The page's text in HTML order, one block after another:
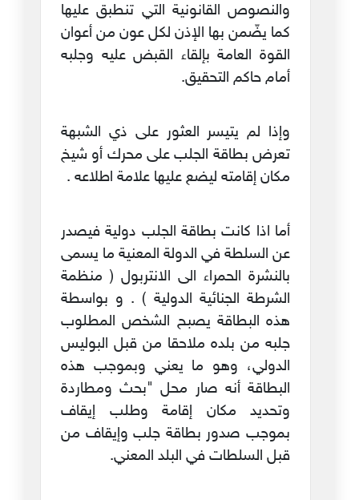
والنصوص القانونية التي تنطبق عليها
كما يضّمن بها الإذن لكل عون من أعوان
القوة العامة بإلقاء القبض عليه وجلبه
أمام حاكم التحقيق.
وإذا لم يتيسر العثور على ذي الشبهة
تعرض بطاقة الجلب على محرك أو شيخ
مكان إقامته ليضع عليها علامة اطلاعه .
أما اذا كانت بطاقة الجلب دولية فيصدر
عن السلطة في الدولة المعنية ما يسمى
بالنشرة الحمراء الى الانتربول ( منظمة
الشرطة الجنائية الدولية ) . و بواسطة
هذه البطاقة يصبح الشخص المطلوب
جلبه من بلده ملاحقا من قبل البوليس
الدولي، وهو ما يعني وبموجب هذه
البطاقة أنه صار محل "بحث ومطاردة
وتحديد مكان إقامة وطلب إيقاف
بموجب صدور بطاقة جلب وإيقاف من
قبل السلطات في البلد المعني.